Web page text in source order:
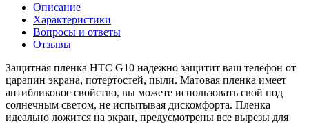
Описание
Характеристики
Вопросы и ответы
Отзывы
Защитная пленка HTC G10 надежно защитит ваш телефон от
царапин экрана, потертостей, пыли. Матовая пленка имеет
антибликовое свойство, вы можете использовать свой под
солнечным светом, не испытывая дискомфорта. Пленка
идеально ложится на экран, предусмотрены все вырезы для